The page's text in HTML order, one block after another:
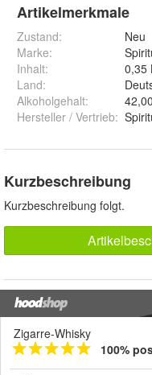
Artikelmerkmale
Zustand:
Neu
Marke:
Inhalt:
0,35
Land:
Alkoholgehalt:
Hersteller / Vertrieb:
Kurzbeschreibung
Kurzbeschreibung folgt.
Zigarre-Whisky
100%